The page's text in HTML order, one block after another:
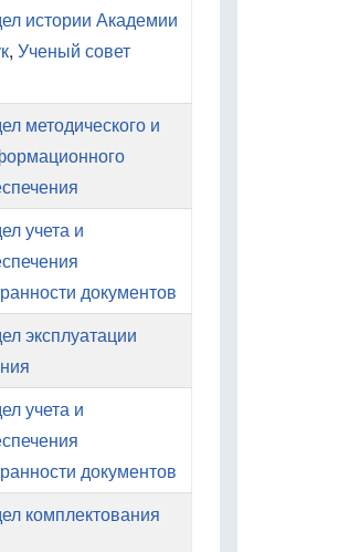
истории Академии
, Ученый совет
методического и
учета и
документов
эксплуатации
учета и
документов
комплектования